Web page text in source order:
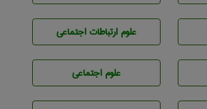
علوم ارتباطات اجتماعی
علوم اجتماعی